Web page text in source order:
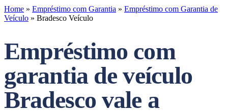
Home » Empréstimo com Garantia » Empréstimo com Garantia de
Veículo » Bradesco Veículo
Empréstimo com
garantia de veículo
Bradesco vale a